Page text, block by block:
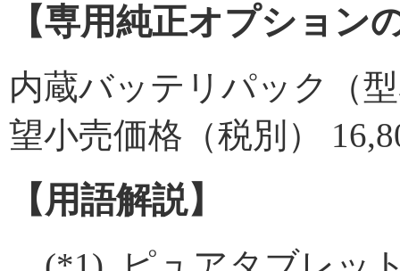
【専用純正オプション
内蔵バッテリパック（
望小売価格（税別）
【用語解説】